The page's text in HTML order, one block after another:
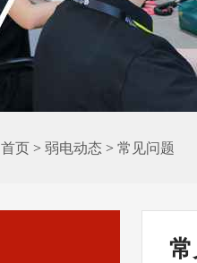
首页 > 弱电动态 > 常见问题